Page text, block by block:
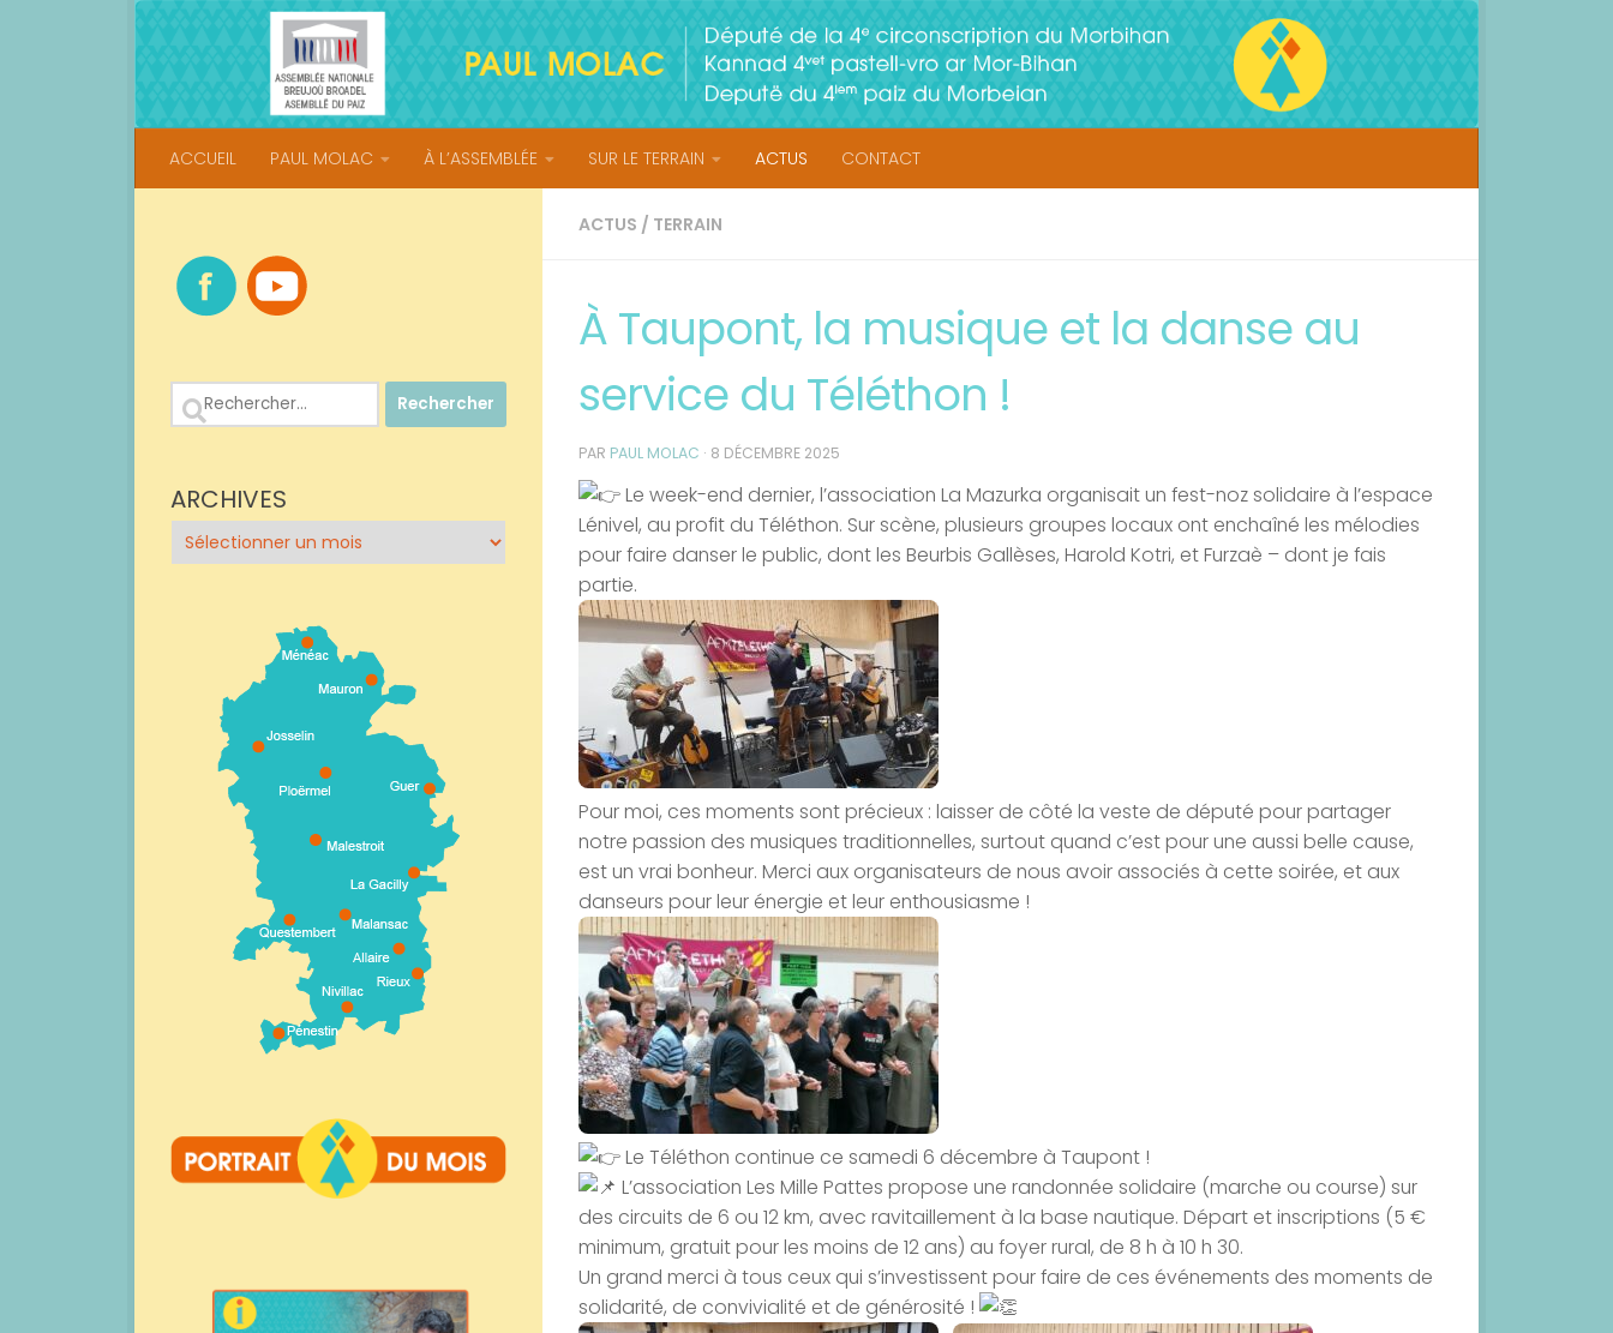
Skip to content
ACCUEIL PAUL MOLAC À L’ASSEMBLÉE SUR LE TERRAIN ACTUS CONTACT
ACTUS / TERRAIN
À Taupont, la musique et la danse au
service du Téléthon !
PAR PAUL MOLAC · 8 DÉCEMBRE 2025
Le week-end dernier, l’association La Mazurka organisait un fest-noz solidaire à l’espace
Lénivel, au profit du Téléthon. Sur scène, plusieurs groupes locaux ont enchaîné les mélodies
pour faire danser le public, dont les Beurbis Gallèses, Harold Kotri, et Furzaè – dont je fais
partie.
Pour moi, ces moments sont précieux : laisser de côté la veste de député pour partager
notre passion des musiques traditionnelles, surtout quand c’est pour une aussi belle cause,
est un vrai bonheur. Merci aux organisateurs de nous avoir associés à cette soirée, et aux
danseurs pour leur énergie et leur enthousiasme !
Le Téléthon continue ce samedi 6 décembre à Taupont !
L’association Les Mille Pattes propose une randonnée solidaire (marche ou course) sur
des circuits de 6 ou 12 km, avec ravitaillement à la base nautique. Départ et inscriptions (5 €
minimum, gratuit pour les moins de 12 ans) au foyer rural, de 8 h à 10 h 30.
Un grand merci à tous ceux qui s’investissent pour faire de ces événements des moments de
solidarité, de convivialité et de générosité !
Rechercher :
ARCHIVES
Archives